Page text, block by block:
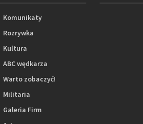
Komunikaty
Rozrywka
Kultura
ABC wędkarza
Warto zobaczyć!
Militaria
Galeria Firm